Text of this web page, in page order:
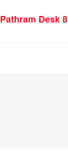
Pathram Desk 8